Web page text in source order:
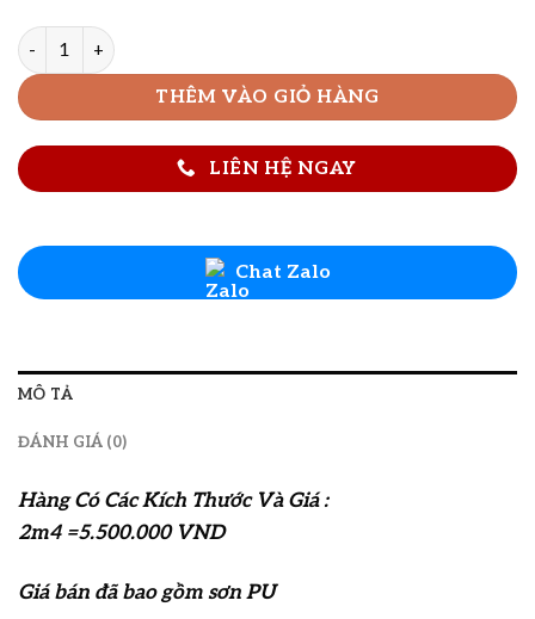
Kệ tivi gỗ xoan đào vẽ vân số lượng
THÊM VÀO GIỎ HÀNG
LIÊN HỆ NGAY
Chat Zalo
MÔ TẢ
ĐÁNH GIÁ (0)
Hàng Có Các Kích Thước Và Giá :
2m4 =5.500.000 VND
Giá bán đã bao gồm sơn PU